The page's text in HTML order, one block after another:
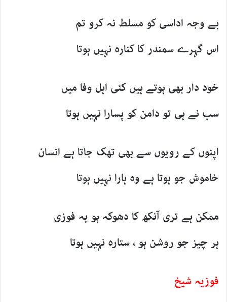
بے وجہ اداسی کو مسلط نہ کرو تم
اس گہرے سمندر کا کنارہ نہیں ہوتا
خود دار بھی ہوتے ہیں کئی اہل وفا میں
سب نے ہی تو دامن کو پسارا نہیں ہوتا
اپنوں کے رویوں سے بھی تھک جاتا ہے انسان
خاموش جو ہوتا ہے وہ ہارا نہیں ہوتا
ممکن ہے تری آنکھ کا دھوکہ ہو یہ فوزی
ہر چیز جو روشن ہو ، ستارہ نہیں ہوتا
فوزیہ شیخ